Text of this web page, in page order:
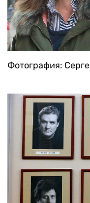
Фотография: